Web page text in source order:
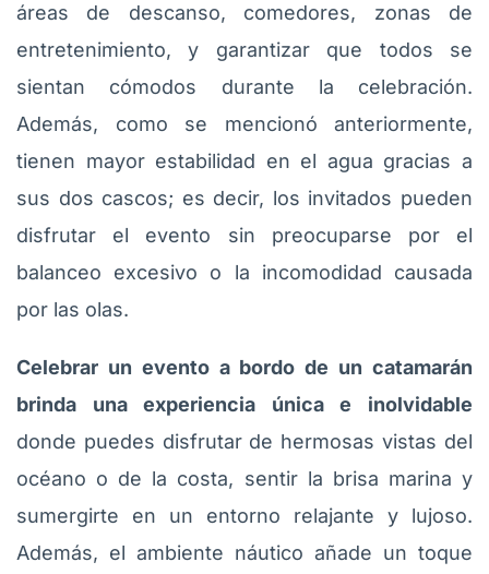
áreas de descanso, comedores, zonas de
entretenimiento, y garantizar que todos se
sientan cómodos durante la celebración.
Además, como se mencionó anteriormente,
tienen mayor estabilidad en el agua gracias a
sus dos cascos; es decir, los invitados pueden
disfrutar el evento sin preocuparse por el
balanceo excesivo o la incomodidad causada
por las olas.
Celebrar un evento a bordo de un catamarán
brinda una experiencia única e inolvidable
donde puedes disfrutar de hermosas vistas del
océano o de la costa, sentir la brisa marina y
sumergirte en un entorno relajante y lujoso.
Además, el ambiente náutico añade un toque